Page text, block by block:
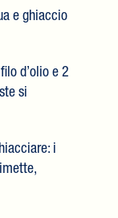
e ghiaccio
d’olio e 2
si
i